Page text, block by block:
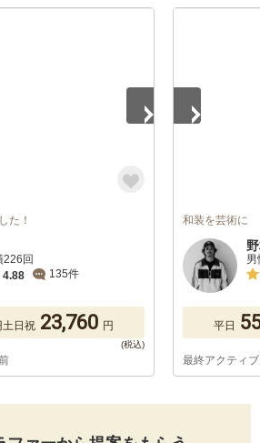
た！
226回
4.88
135件
土日祝 23,760 円
和装を芸術に
平日
最終アクティ